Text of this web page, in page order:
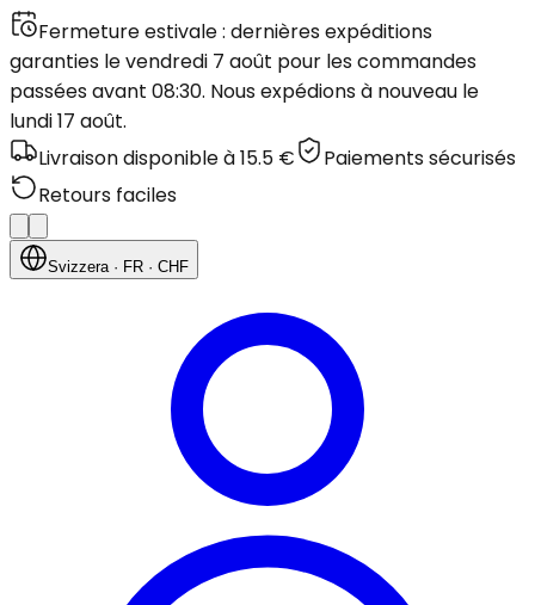
Fermeture estivale : dernières expéditions
garanties le vendredi 7 août pour les commandes
passées avant 08:30. Nous expédions à nouveau le
lundi 17 août.
Livraison disponible à 15.5 €
Paiements sécurisés
Retours faciles
Svizzera· FR · CHF